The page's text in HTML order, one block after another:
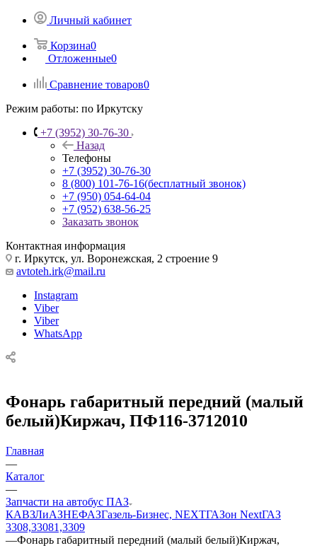
Личный кабинет
Корзина0
Отложенные0
Сравнение товаров0
Режим работы: по Иркутску
+7 (3952) 30-76-30
Назад
Телефоны
+7 (3952) 30-76-30
8 (800) 101-76-16(бесплатный звонок)
+7 (950) 054-64-04
+7 (952) 638-56-25
Заказать звонок
Контактная информация
г. Иркутск, ул. Воронежская, 2 строение 9
avtoteh.irk@mail.ru
Instagram
Viber
Viber
WhatsApp
Фонарь габаритный передний (малый
белый)Киржач, ПФ116-3712010
Главная
—
Каталог
—
Запчасти на автобус ПАЗ
КАВЗЛиАЗНЕФАЗГазель-Бизнес, NEXTГАЗон NextГАЗ
3308,33081,3309
—Фонарь габаритный передний (малый белый)Киржач,